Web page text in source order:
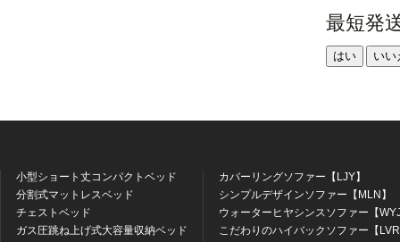
最短発
はい いい
小型ショート丈コンパクトベッド
分割式マットレスベッド
チェストベッド
ガス圧跳ね上げ式大容量収納ベッド
カバーリングソファー【LJY】
シンプルデザインソファー【MLN】
ウォーターヒヤシンスソファー【
こだわりのハイバックソファー【